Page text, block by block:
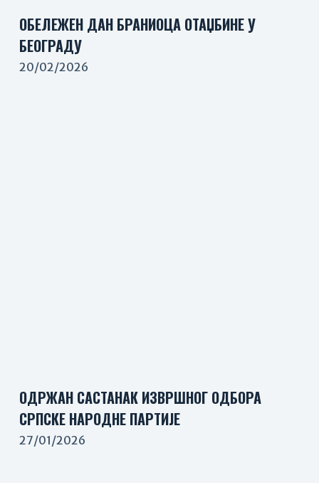
ОБЕЛЕЖЕН ДАН БРАНИОЦА ОТАЏБИНЕ У
БЕОГРАДУ
20/02/2026
ОДРЖАН САСТАНАК ИЗВРШНОГ ОДБОРА
СРПСКЕ НАРОДНЕ ПАРТИЈЕ
27/01/2026